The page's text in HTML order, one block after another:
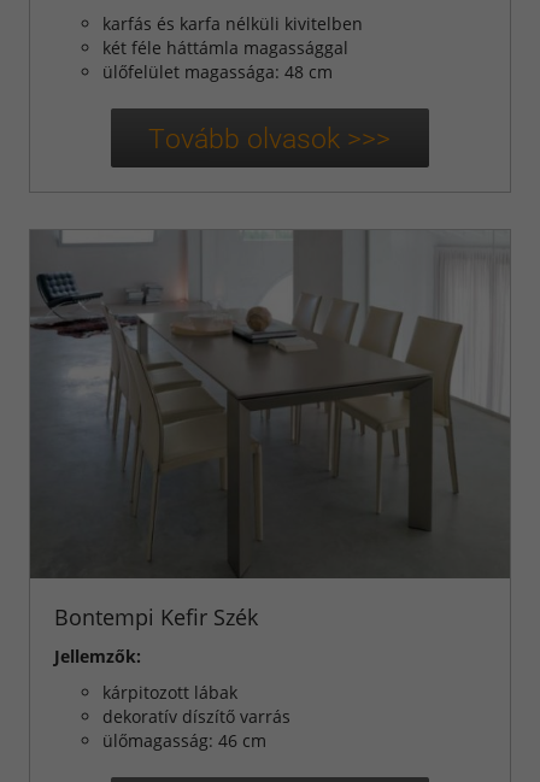
karfás és karfa nélküli kivitelben
két féle háttámla magassággal
ülőfelület magassága: 48 cm
Bontempi Kefir Szék
Jellemzők:
kárpitozott lábak
dekoratív díszítő varrás
ülőmagasság: 46 cm